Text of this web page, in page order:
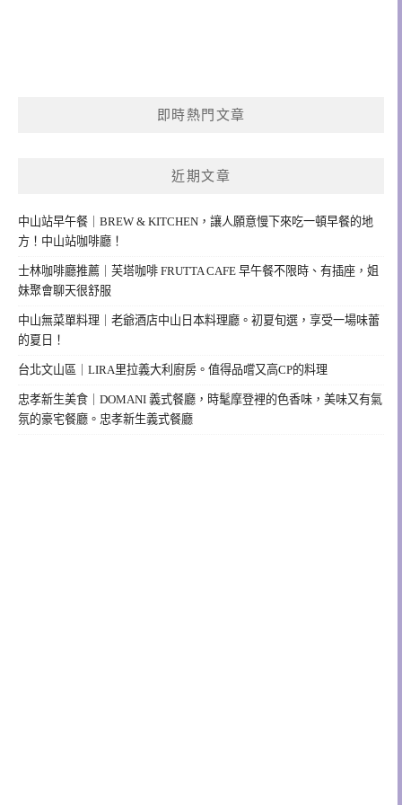
即時熱門文章
近期文章
中山站早午餐｜BREW & KITCHEN，讓人願意慢下來吃一頓早餐的地
方！中山站咖啡廳！
士林咖啡廳推薦｜芙塔咖啡 FRUTTA CAFE 早午餐不限時、有插座，姐
妹聚會聊天很舒服
中山無菜單料理｜老爺酒店中山日本料理廳。初夏旬選，享受一場味蕾
的夏日！
台北文山區｜LIRA里拉義大利廚房。值得品嚐又高CP的料理
忠孝新生美食｜DOMANI 義式餐廳，時髦摩登裡的色香味，美味又有氣
氛的豪宅餐廳。忠孝新生義式餐廳